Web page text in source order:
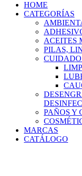
HOME
CATEGORÍAS
ACEITES
PILAS,
PAÑOS Y
MARCAS
CATÁLOGO